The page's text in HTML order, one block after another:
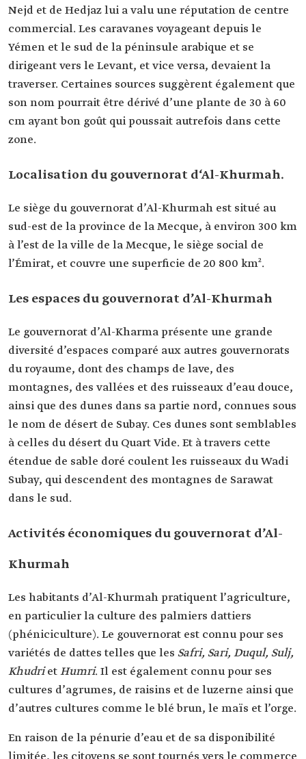
Nejd et de Hedjaz lui a valu une réputation de centre
commercial. Les caravanes voyageant depuis le
Yémen et le sud de la péninsule arabique et se
dirigeant vers le Levant, et vice versa, devaient la
traverser. Certaines sources suggèrent également que
son nom pourrait être dérivé d’une plante de 30 à 60
cm ayant bon goût qui poussait autrefois dans cette
zone.
Localisation du gouvernorat d‘Al-Khurmah.
Le siège du gouvernorat d’Al-Khurmah est situé au
sud-est de la province de la Mecque, à environ 300 km
à l’est de la ville de la Mecque, le siège social de
l’Émirat, et couvre une superficie de 20 800 km².
Les espaces du gouvernorat d’Al-Khurmah
Le gouvernorat d’Al-Kharma présente une grande
diversité d’espaces comparé aux autres gouvernorats
du royaume, dont des champs de lave, des
montagnes, des vallées et des ruisseaux d’eau douce,
ainsi que des dunes dans sa partie nord, connues sous
le nom de désert de Subay. Ces dunes sont semblables
à celles du désert du Quart Vide. Et à travers cette
étendue de sable doré coulent les ruisseaux du Wadi
Subay, qui descendent des montagnes de Sarawat
dans le sud.
Activités économiques du gouvernorat d’Al-
Khurmah
Les habitants d’Al-Khurmah pratiquent l’agriculture,
en particulier la culture des palmiers dattiers
(phéniciculture). Le gouvernorat est connu pour ses
variétés de dattes telles que les Safri, Sari, Duqul, Sulj,
KhudrietHumri. Il est également connu pour ses
cultures d’agrumes, de raisins et de luzerne ainsi que
d’autres cultures comme le blé brun, le maïs et l’orge.
En raison de la pénurie d’eau et de sa disponibilité